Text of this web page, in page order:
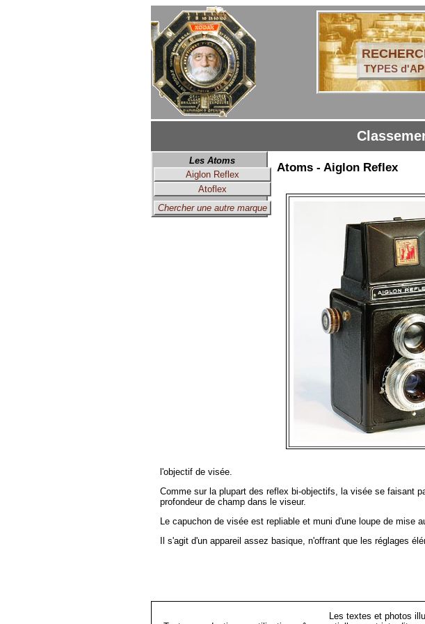
TYPES
Les Atoms
Aiglon Reflex
Atoflex
Chercher une autre marque
Atoms - Aiglon Reflex
l'objectif de visée.
Comme sur la plupart des reflex bi-objectifs, la visée se faisant
profondeur de champ dans le viseur.
Le capuchon de visée est repliable et muni d'une loupe de mise
Il s'agit d'un appareil assez basique, n'offrant que les réglages
Les textes et photos